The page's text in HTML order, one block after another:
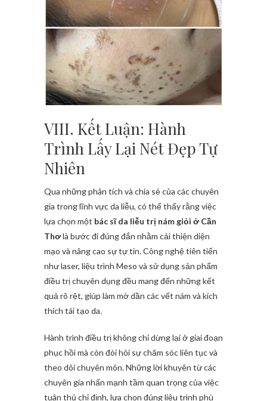
VIII. Kết Luận: Hành
Trình Lấy Lại Nét Đẹp Tự
Nhiên
Qua những phân tích và chia sẻ của các chuyên
gia trong lĩnh vực da liễu, có thể thấy rằng việc
lựa chọn một bác sĩ da liễu trị nám giỏi ở Cần
Thơlà bước đi đúng đắn nhằm cải thiện diện
mạo và nâng cao sự tự tin. Công nghệ tiên tiến
như laser, liệu trình Meso và sử dụng sản phẩm
điều trị chuyên dụng đều mang đến những kết
quả rõ rệt, giúp làm mờ dần các vết nám và kích
thích tái tạo da.
Hành trình điều trị không chỉ dừng lại ở giai đoạn
phục hồi mà còn đòi hỏi sự chăm sóc liên tục và
theo dõi chuyên môn. Những lời khuyên từ các
chuyên gia nhấn mạnh tầm quan trọng của việc
tuân thủ chỉ định, lựa chọn đúng liệu trình phù